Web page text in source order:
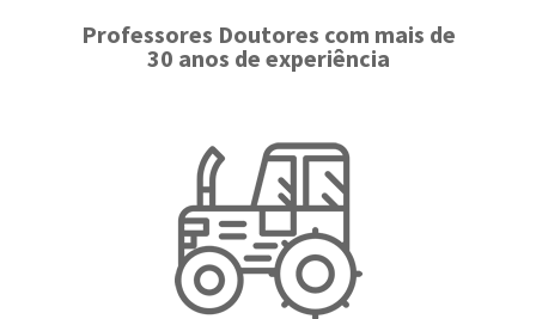
Professores Doutores com mais de
30 anos de experiência